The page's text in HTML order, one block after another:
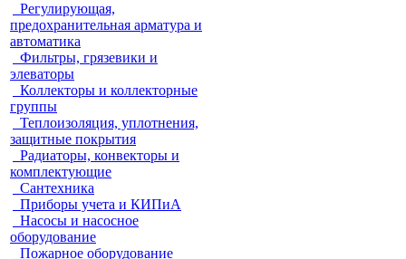
Регулирующая,
предохранительная арматура и
автоматика
Фильтры, грязевики и
элеваторы
Коллекторы и коллекторные
группы
Теплоизоляция, уплотнения,
защитные покрытия
Радиаторы, конвекторы и
комплектующие
Сантехника
Приборы учета и КИПиА
Насосы и насосное
оборудование
Пожарное оборудование